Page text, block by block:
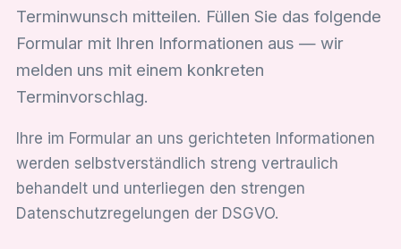
Terminwunsch mitteilen. Füllen Sie das folgende
Formular mit Ihren Informationen aus — wir
melden uns mit einem konkreten
Terminvorschlag.
Ihre im Formular an uns gerichteten Informationen
werden selbstverständlich streng vertraulich
behandelt und unterliegen den strengen
Datenschutzregelungen der DSGVO.